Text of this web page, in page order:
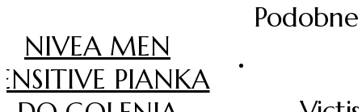
NIVEA MEN
PIANKA